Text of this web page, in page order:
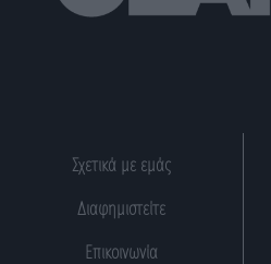
Σχετικά με εμάς
Διαφημιστείτε
Επικοινωνία